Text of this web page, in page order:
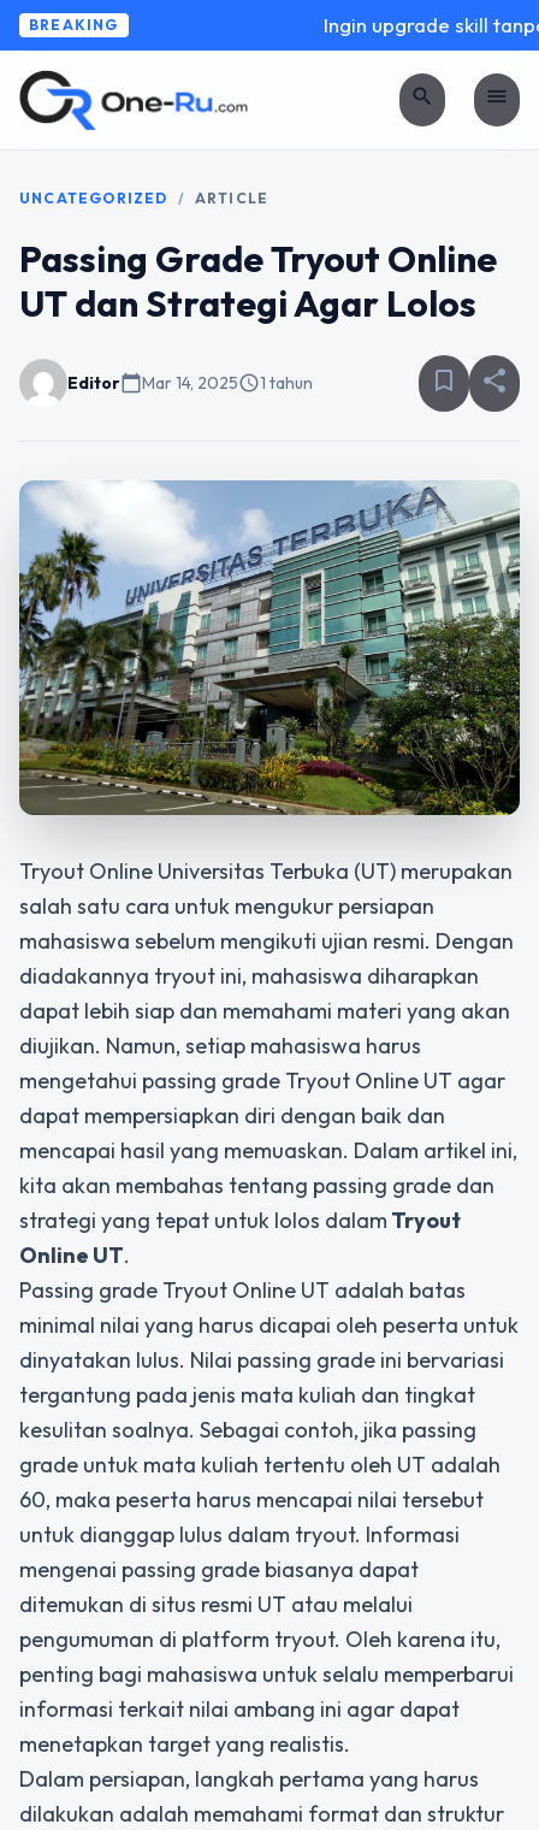
BREAKING Ingin upgrade skill
search menu
UNCATEGORIZED / ARTICLE
Passing Grade Tryout Online
UT dan Strategi Agar Lolos
Editorcalendar_todayMar 14, 2025schedule1 tahun bookmark_border share
Tryout Online Universitas Terbuka (UT) merupakan
salah satu cara untuk mengukur persiapan
mahasiswa sebelum mengikuti ujian resmi. Dengan
diadakannya tryout ini, mahasiswa diharapkan
dapat lebih siap dan memahami materi yang akan
diujikan. Namun, setiap mahasiswa harus
mengetahui passing grade Tryout Online UT agar
dapat mempersiapkan diri dengan baik dan
mencapai hasil yang memuaskan. Dalam artikel ini,
kita akan membahas tentang passing grade dan
strategi yang tepat untuk lolos dalam Tryout
Online UT.
Passing grade Tryout Online UT adalah batas
minimal nilai yang harus dicapai oleh peserta untuk
dinyatakan lulus. Nilai passing grade ini bervariasi
tergantung pada jenis mata kuliah dan tingkat
kesulitan soalnya. Sebagai contoh, jika passing
grade untuk mata kuliah tertentu oleh UT adalah
60, maka peserta harus mencapai nilai tersebut
untuk dianggap lulus dalam tryout. Informasi
mengenai passing grade biasanya dapat
ditemukan di situs resmi UT atau melalui
pengumuman di platform tryout. Oleh karena itu,
penting bagi mahasiswa untuk selalu memperbarui
informasi terkait nilai ambang ini agar dapat
menetapkan target yang realistis.
Dalam persiapan, langkah pertama yang harus
dilakukan adalah memahami format dan struktur